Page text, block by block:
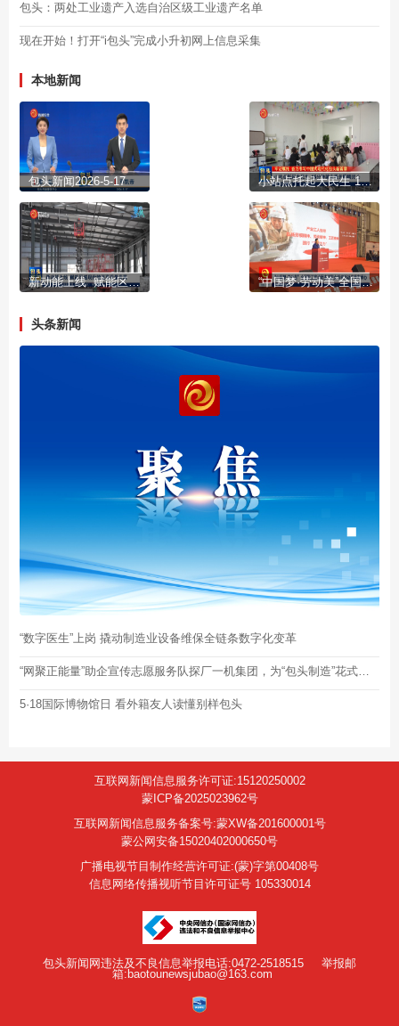
包头：两处工业遗产入选自治区级工业遗产名单
现在开始！打开“i包头”完成小升初网上信息采集
本地新闻
包头新闻2026-5-17 小站点托起大民生 15分钟就业服务圈暖民心
新动能上线 赋能区域现代物流高质量发展 “中国梦·劳动美”全国职工宣讲团走进职业学校活动在我市举办
头条新闻
“数字医生”上岗 撬动制造业设备维保全链条数字化变革
5·18国际博物馆日 看外籍友人读懂别样包头
互联网新闻信息服务许可证:15120250002
蒙ICP备2025023962号
互联网新闻信息服务备案号:蒙XW备201600001号
蒙公网安备15020402000650号
广播电视节目制作经营许可证:(蒙)字第00408号
信息网络传播视听节目许可证号 105330014
包头新闻网违法及不良信息举报电话:0472-2518515
举报邮
箱:baotounewsjubao@163.com